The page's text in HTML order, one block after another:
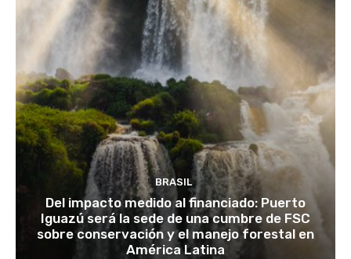
BRASIL
Del impacto medido al financiado: Puerto
Iguazú será la sede de una cumbre de FSC
sobre conservación y el manejo forestal en
América Latina